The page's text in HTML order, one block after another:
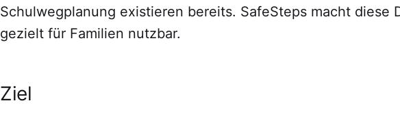
Schulwegplanung existieren bereits. SafeSteps macht diese
gezielt für Familien nutzbar.
Ziel